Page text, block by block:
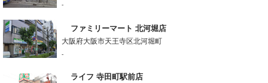
-
ファミリーマート 北河堀店
大阪府大阪市天王寺区北河堀町
-
ライフ 寺田町駅前店